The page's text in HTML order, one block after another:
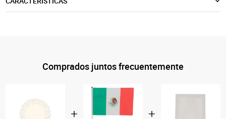
Comprados juntos frecuentemente